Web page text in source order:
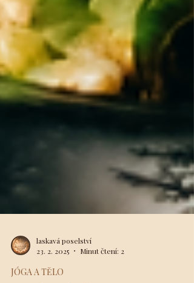
laskavá poselství
23. 2. 2025